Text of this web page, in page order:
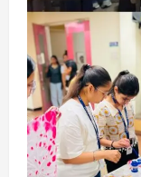
3
4